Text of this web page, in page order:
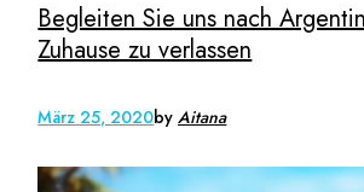
Begleiten Sie uns nach
Zuhause zu verlassen
März 25, 2020byAitana